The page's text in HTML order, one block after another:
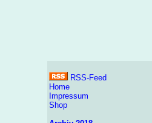
RSS-Feed
Home
Impressum
Shop